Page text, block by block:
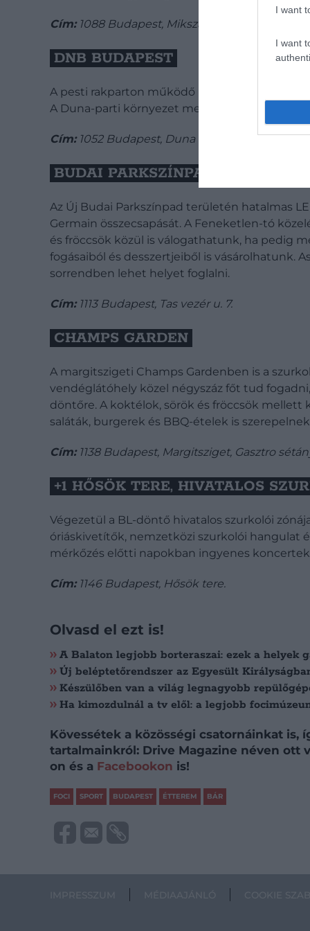
I want
I want
Cím:1088 Budapest, Mikszáth Kálmán tér 2.
DNB BUDAPEST
A pesti rakparton működő DNB Budapest is jó
A Duna-parti környezet mellé hűsítő italok,
Cím:1052 Budapest, Duna korzó.
BUDAI PARKSZÍNPAD
Az Új Budai Parkszínpad területén hatalmas
Germain összecsapását. A Feneketlen-tó
és fröccsök közül is válogathatunk, ha pedig
fogásaiból és desszertjeiből is vásárolhatunk.
sorrendben lehet helyet foglalni.
Cím:1113 Budapest, Tas vezér u. 7.
CHAMPS GARDEN
A margitszigeti Champs Gardenben is a
vendéglátóhely közel négyszáz főt tud
döntőre. A koktélok, sörök és fröccsök mellett
saláták, burgerek és BBQ-ételek is
Cím:1138 Budapest, Margitsziget, Gasztro
+1 HŐSÖK TERE, HIVATALOS
Végezetül a BL-döntő hivatalos szurkolói
óriáskivetítők, nemzetközi szurkolói hangulat
mérkőzés előtti napokban ingyenes
Cím:1146 Budapest, Hősök tere.
Olvasd el ezt is!
A Balaton legjobb borteraszai: ezek a helyek
Új beléptetőrendszer az Egyesült
Készülőben van a világ legnagyobb
Ha kimozdulnál a tv elől: a legjobb
Kövessétek a közösségi csatornáinkat
tartalmainkról: Drive Magazine néven ott
on és a Facebookon is!
FOCI SPORT BUDAPEST ÉTTEREM BÁR